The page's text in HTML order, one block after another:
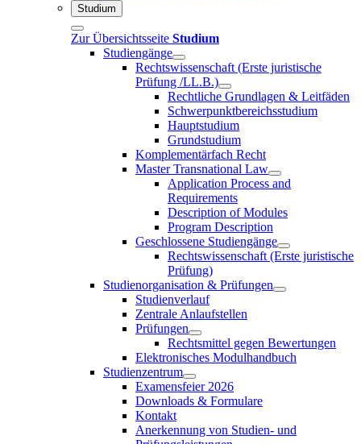
Studium
Zur Übersichtsseite Studium
Studiengänge
Rechtswissenschaft (Erste juristische
Prüfung /LL.B.)
Rechtliche Grundlagen & Leitfäden
Schwerpunktbereichsstudium
Hauptstudium
Grundstudium
Komplementärfach Recht
Master Transnational Law
Application Process and
Requirements
Description of Modules
Program Description
Geschlossene Studiengänge
Rechtswissenschaft (Erste juristische
Prüfung)
Studienorganisation & Prüfungen
Studienverlauf
Zentrale Anlaufstellen
Prüfungen
Rechtsmittel gegen Bewertungen
Elektronisches Modulhandbuch
Studienzentrum
Examensfeier 2026
Downloads & Formulare
Kontakt
Anerkennung von Studien- und